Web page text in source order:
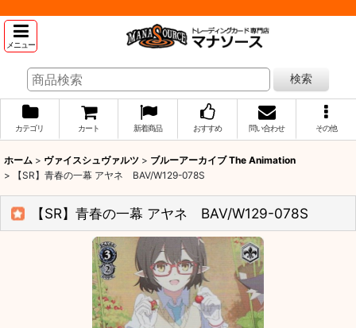
メニュー
検索
カテゴリ カート 新着商品 おすすめ 問い合わせ その他
ホーム > ヴァイスシュヴァルツ > ブルーアーカイブ The Animation
>
【SR】青春の一幕 アヤネ BAV/W129-078S
【SR】青春の一幕 アヤネ BAV/W129-078S